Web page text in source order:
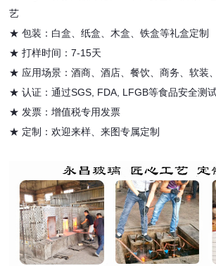
艺
★ 包装：白盒、纸盒、木盒、铁盒等
★ 打样时间：7-15天
★ 应用场景：酒商、酒店、餐饮、商务、软装
★ 认证：通过SGS, FDA, LFGB等食品安全测
★ 发票：增值税专用发票
★ 定制：欢迎来样、来图专属定制